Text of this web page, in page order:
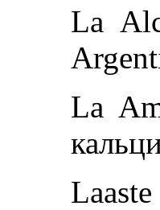
La
La